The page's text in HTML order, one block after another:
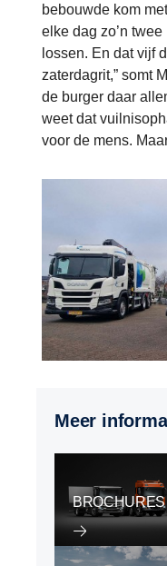
bebouwde kom
elke dag zo’n
lossen. En dat vijf
zaterdagrit,” somt
de burger daar
weet dat
voor de mens.
Meer
BROCHURES